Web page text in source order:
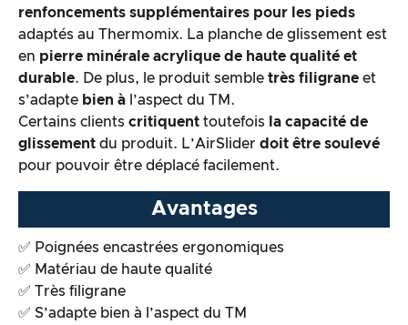
renfoncements supplémentaires pour les pieds
adaptés au Thermomix. La planche de glissement est
en pierre minérale acrylique de haute qualité et
durable. De plus, le produit semble très filigrane et
s’adapte bien à l’aspect du TM.
Certains clients critiquent toutefois la capacité de
glissement du produit. L’AirSlider doit être soulevé
pour pouvoir être déplacé facilement.
Avantages
✅ Poignées encastrées ergonomiques
✅ Matériau de haute qualité
✅ Très filigrane
✅ S’adapte bien à l’aspect du TM